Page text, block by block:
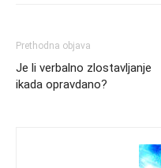
Prethodna objava
Je li verbalno zlostavljanje
ikada opravdano?